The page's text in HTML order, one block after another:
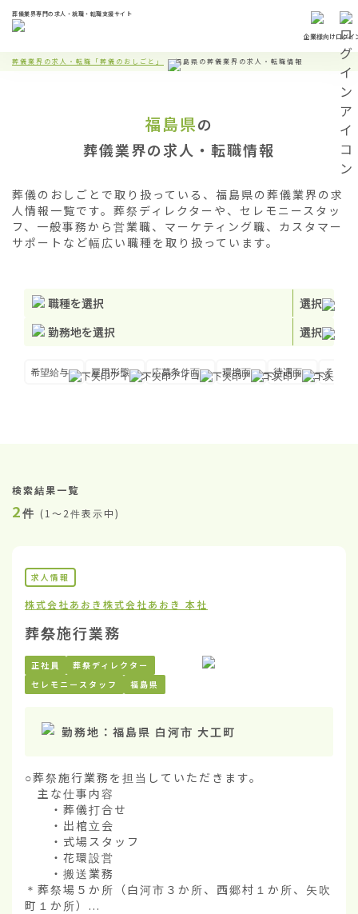
葬儀業界専門の求人・就職・転職支援サイト
企業様向けログイ
葬儀業界の求人・転職「葬儀のおしごと」 福島県の葬儀業界の求人・転職情報
福島県の
葬儀業界の求人・転職情報
葬儀のおしごとで取り扱っている、福島県の葬儀業界の求
人情報一覧です。葬祭ディレクターや、セレモニースタッ
フ、一般事務から営業職、マーケティング職、カスタマー
サポートなど幅広い職種を取り扱っています。
職種を選択
選択
勤務地を選択
選択
希望給与 雇用形態 応募条件面 環境面 待遇面 その他
検索結果一覧
2件 (1〜2件表示中)
求人情報
株式会社あおき 株式会社あおき 本社
葬祭施行業務
正社員
葬祭ディレクター
セレモニースタッフ
福島県
勤務地： 福島県 白河市 大工町
○葬祭施行業務を担当していただきます。
主な仕事内容
・葬儀打合せ
・出棺立会
・式場スタッフ
・花環設営
・搬送業務
＊葬祭場５か所（白河市３か所、西郷村１か所、矢吹
町１か所）...